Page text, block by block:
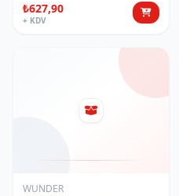
₺627,90
+ KDV
WUNDER